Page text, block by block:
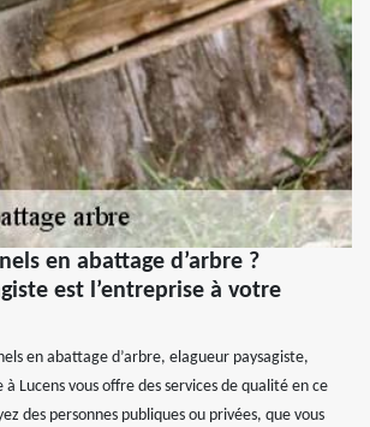
en abattage d’arbre ?
est l’entreprise à votre
en abattage d’arbre, elagueur paysagiste,
à Lucens vous offre des services de qualité en ce
des personnes publiques ou privées, que vous